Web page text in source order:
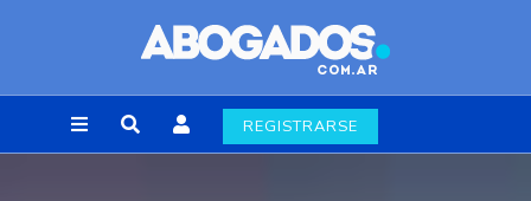
REGISTRARSE